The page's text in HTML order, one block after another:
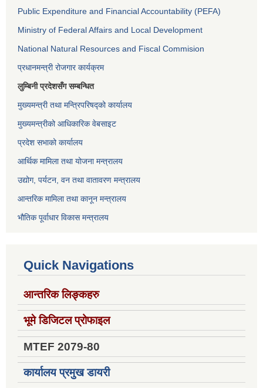
Public Expenditure and Financial Accountability (PEFA)
Ministry of Federal Affairs and Local Development
National Natural Resources and Fiscal Commision
प्रधानमन्त्री रोजगार कार्यक्रम
लुम्बिनी प्रदेशसँग सम्बन्धित
मुख्यमन्त्री तथा मन्त्रिपरिषद्को कार्यालय
मुख्यमन्त्रीको आधिकारिक वेबसाइट
प्रदेश सभाको कार्यालय
आर्थिक मामिला तथा योजना मन्त्रालय
उद्योग, पर्यटन, वन तथा वातावरण मन्त्रालय
आन्तरिक मामिला तथा कानून मन्त्रालय
भौतिक पूर्वाधार विकास मन्त्रालय
Quick Navigations
आन्तरिक लिङ्कहरु
भूमे डिजिटल प्रोफाइल
MTEF 2079-80
कार्यालय प्रमुख डायरी